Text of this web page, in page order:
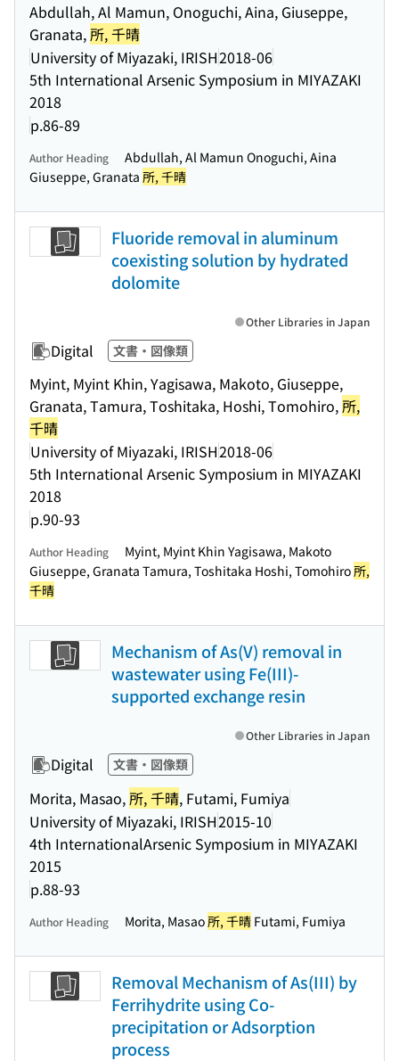
Abdullah, Al Mamun, Onoguchi, Aina, Giuseppe,
Granata,所, 千晴
University of Miyazaki, IRISH2018-06
5th International Arsenic Symposium in MIYAZAKI
2018
p.86-89
Author Heading
Abdullah, Al Mamun Onoguchi, Aina
Giuseppe, Granata 所, 千晴
Fluoride removal in aluminum
coexisting solution by hydrated
dolomite
Digital 文書・図像類
Myint, Myint Khin, Yagisawa, Makoto, Giuseppe,
Granata, Tamura, Toshitaka, Hoshi, Tomohiro,所,
千晴
University of Miyazaki, IRISH2018-06
5th International Arsenic Symposium in MIYAZAKI
2018
p.90-93
Other Libraries in Japan
Author Heading
Myint, Myint Khin Yagisawa, Makoto
Giuseppe, Granata Tamura, Toshitaka Hoshi, Tomohiro所,
千晴
Mechanism of As(V) removal in
wastewater using Fe(III)-
supported exchange resin
Digital 文書・図像類
Morita, Masao, 所, 千晴, Futami, Fumiya
University of Miyazaki, IRISH2015-10
4th InternationalArsenic Symposium in MIYAZAKI
2015
p.88-93
Other Libraries in Japan
Author Heading Morita, Masao所, 千晴 Futami, Fumiya
Removal Mechanism of As(III) by
Ferrihydrite using Co-
precipitation or Adsorption
process